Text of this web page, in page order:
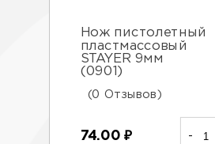
Нож пистолетный
пластмассовый
STAYER 9мм
(0901)
(0 Отзывов)
74.00₽ -